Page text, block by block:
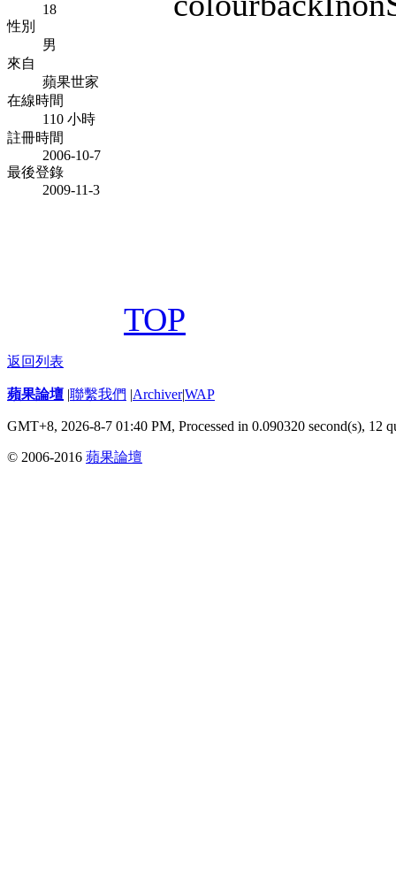
18
性別
男
來自
蘋果世家
在線時間
110 小時
註冊時間
2006-10-7
最後登錄
2009-11-3
TOP
返回列表
蘋果論壇 |聯繫我們 |Archiver|WAP
GMT+8, 2026-8-7 01:40 PM, Processed in 0.090320 second(s), 12
© 2006-2016 蘋果論壇